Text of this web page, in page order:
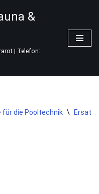
&
| Telefon:
für die Pooltechnik \